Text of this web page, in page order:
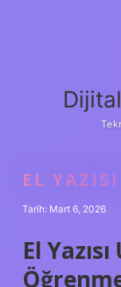
EL
Tarih: Mart 6, 2026
El